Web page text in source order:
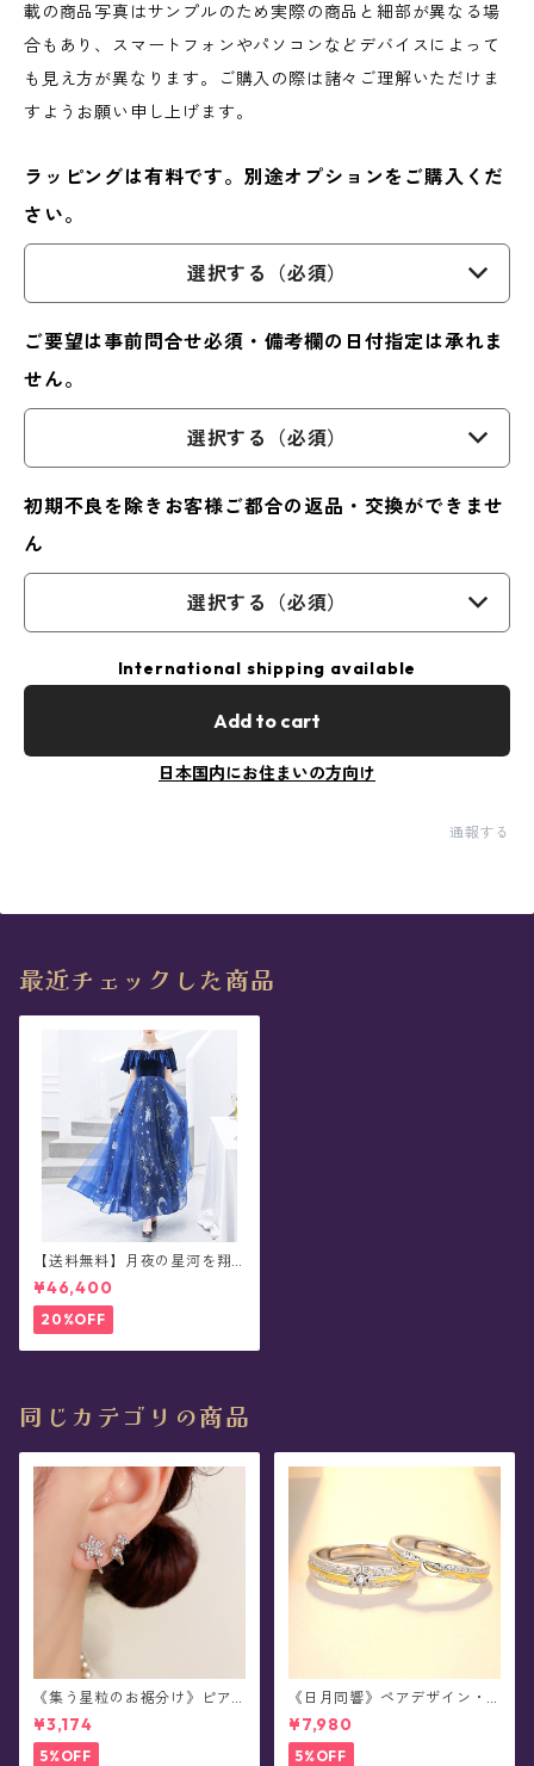
載の商品写真はサンプルのため実際の商品と細部が異なる場
合もあり、スマートフォンやパソコンなどデバイスによって
も見え方が異なります。ご購入の際は諸々ご理解いただけま
すようお願い申し上げます。
ラッピングは有料です。別途オプションをご購入くだ
さい。
選択する（必須）
ご要望は事前問合せ必須・備考欄の日付指定は承れま
せん。
選択する（必須）
初期不良を除きお客様ご都合の返品・交換ができませ
ん
選択する（必須）
International shipping available
Add to cart
日本国内にお住まいの方向け
通報する
最近チェックした商品
【送料無料】月夜の星河を翔
ける天馬ドレス(マキシ)
¥46,400
20%OFF
同じカテゴリの商品
《集う星粒のお裾分け》ピア
ス
¥3,174
5%OFF
《日月同響》ペアデザイン・
シルバーリング
¥7,980
5%OFF